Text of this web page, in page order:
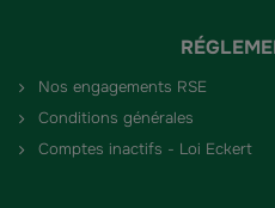
Nos engagements RSE
Conditions générales
Comptes inactifs - Loi Eckert